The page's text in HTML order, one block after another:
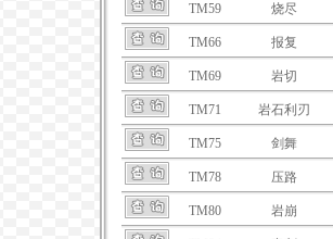
TM59 烧尽
TM66 报复
TM69 岩切
TM71 岩石利刃
TM75 剑舞
TM78 压路
TM80 岩崩